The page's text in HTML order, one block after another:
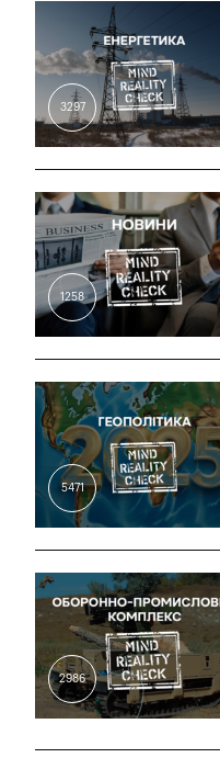
3297
1258
5471
2986